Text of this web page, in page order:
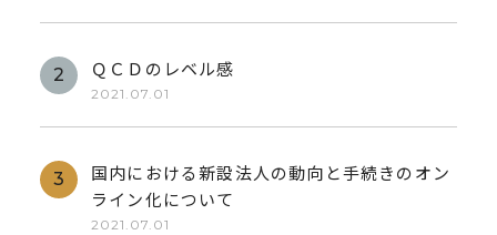
ＱＣＤのレベル感
2021.07.01
国内における新設法人の動向と手続きのオン
ライン化について
2021.07.01